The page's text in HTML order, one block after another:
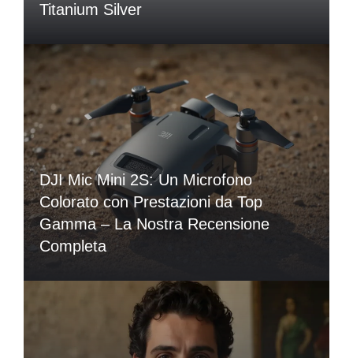
Titanium Silver
DJI Mic Mini 2S: Un Microfono
Colorato con Prestazioni da Top
Gamma – La Nostra Recensione
Completa